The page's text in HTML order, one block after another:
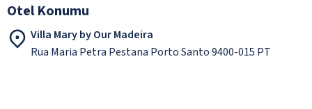
Otel Konumu
Villa Mary by Our Madeira
Rua Maria Petra Pestana Porto Santo 9400-015 PT